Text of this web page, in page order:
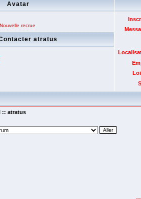
Avatar
Nouvelle recrue
atratus
:: atratus